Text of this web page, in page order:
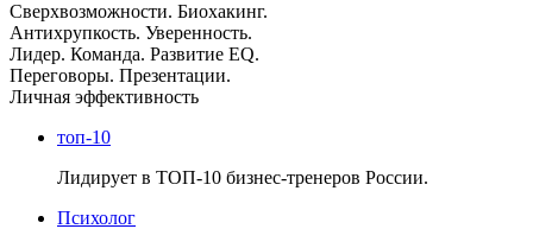
Сверхвозможности. Биохакинг.
Антихрупкость. Уверенность.
Лидер. Команда. Развитие EQ.
Переговоры. Презентации.
Личная эффективность
топ-10
Лидирует в ТОП-10 бизнес-тренеров России.
Психолог